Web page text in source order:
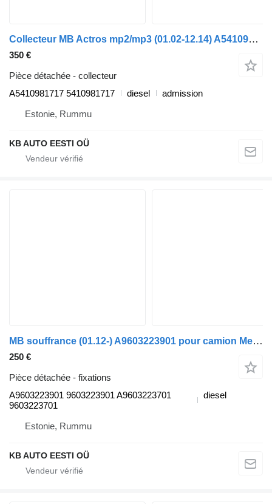
Collecteur MB Actros mp2/mp3 (01.02-12.14) A5410981717 pour camion Mercedes-Benz Actros, Axor MP1, MP2, MP3 (1996-2014)
350 €
Pièce détachée - collecteur
A5410981717 5410981717
diesel
admission
Estonie, Rummu
KB AUTO EESTI OÜ
MB souffrance (01.12-) A9603223901 pour camion Mercedes-Benz Actros MP4 Antos Arocs (2012-)
250 €
Pièce détachée - fixations
A9603223901 9603223901 A9603223701
9603223701
diesel
Estonie, Rummu
KB AUTO EESTI OÜ